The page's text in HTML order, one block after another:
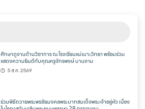
ศึกษาดูงานด้านวิชาการ ณ โรงเรียนแม่เมาะวิทยา พร้อมร่วม
แสดงความยินดีกับคุณครูจักรพงษ์ บานงาม
5 ส.ค. 2569
ร่วมพิธีถวายพระพรชัยมงคลพระบาทสมเด็จพระเจ้าอยู่หัว เนื่อง